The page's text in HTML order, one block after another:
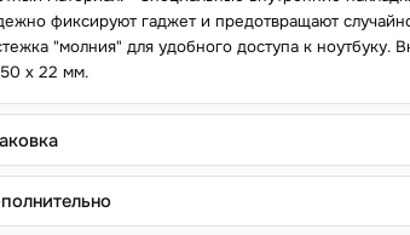
фиксируют гаджет и предотвращают
"молния" для удобного доступа к ноутбуку.
x 22 мм.